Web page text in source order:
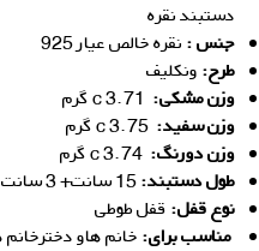
دستبند نقره
جنس : نقره خالص عیار 925
طرح: ونکلیف
وزن مشکی:
وزن سفید:
وزن دورنگ:
طول دستبند:
نوع قفل: قفل طوطی
مناسب برای: خانم‌ هاو دخترخانم